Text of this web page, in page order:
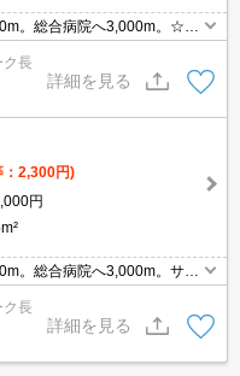
。総合病院へ3,000m。☆カ
2台可能☆角部屋★都市ガス
き。独立洗面台。クローゼ
ンルーム仕様です♪
ク長
詳細を見る
：2,300円)
円
。総合病院へ3,000m。サン
階 エアコン２台付
ク長
詳細を見る